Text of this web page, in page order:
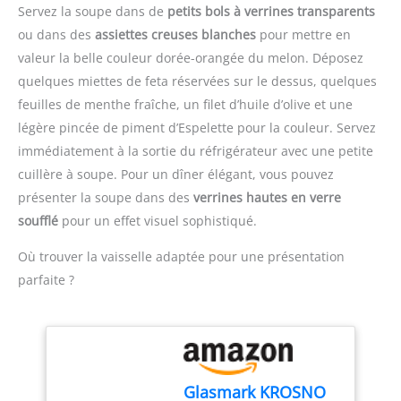
Turbomix, gobelet de 800
une surface sans bavures
les mains, même à la
main. Il suffit de rincer le
filtre à l'eau tiède et au
savon pour un nettoyage
Puissantes: Notre
Passoire Inox est un filtre
indispensable pour la
maison et les voyages.
Avec un diamètre de
12cm, il vous permet de
filtrer efficacement
l'excès d'huile des
Tamis à Mailles, avec son
format compact, est idéal
pour vos grillades en
déplacement Matériaux
léger, solide et
antirouille, elle ne
fondera pas et ne perdra
pas sa couleur PRATIQUE
: cette passoire est
bol, une double poignée
pour un utilisation plus
confortable et un anneau
de suspension
cette passoire fait 15 cm
d'une garantie de 12
Servez la soupe dans de petits bols à verrines transparents
ou dans des assiettes creuses blanches pour mettre en
valeur la belle couleur dorée-orangée du melon. Déposez
quelques miettes de feta réservées sur le dessus, quelques
feuilles de menthe fraîche, un filet d’huile d’olive et une
légère pincée de piment d’Espelette pour la couleur. Servez
immédiatement à la sortie du réfrigérateur avec une petite
cuillère à soupe. Pour un dîner élégant, vous pouvez
présenter la soupe dans des verrines hautes en verre
soufflé pour un effet visuel sophistiqué.
Où trouver la vaisselle adaptée pour une présentation
parfaite ?
Glasmark KROSNO